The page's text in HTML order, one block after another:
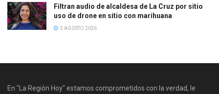
Filtran audio de alcaldesa de La Cruz por sitio
uso de drone en sitio con marihuana
5 AGOSTO 2026
En "La Región Hoy" estamos comprometidos con la verdad, le